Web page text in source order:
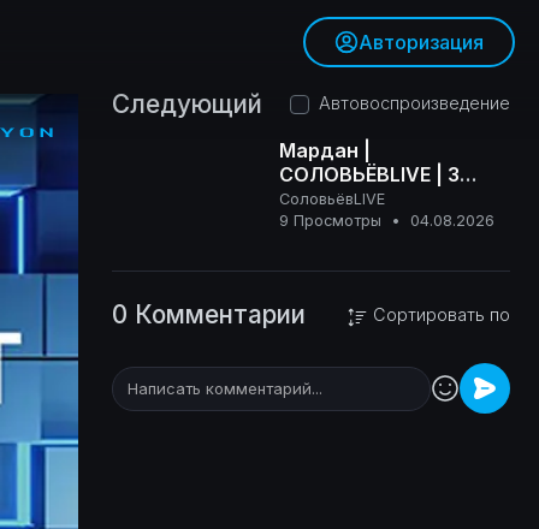
Авторизация
Следующий Автовоспроизведение
Мардан |
СОЛОВЬЁВLIVE | 3
августа 2026 года
СоловьёвLIVE
9 Просмотры
• 04.08.2026
0 Комментарии Сортировать по